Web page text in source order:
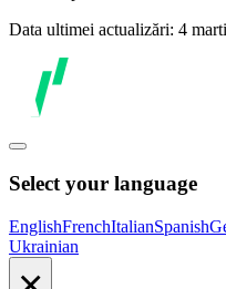
Data ultimei actualizări: 4
Select your language
EnglishFrenchItalianSpanish
Ukrainian